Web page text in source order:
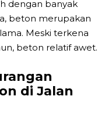
dengan banyak
beton merupakan
Meski terkena
beton relatif awet.
di Jalan